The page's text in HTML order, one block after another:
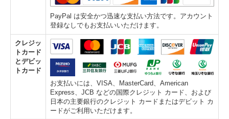
PayPal は安全かつ迅速な支払い方法です。アカウント
登録なしでもお支払いいただけます。
クレジッ
トカード
とデビッ
トカード
お支払いには、VISA、MasterCard、American
Express、JCB などの国際クレジット カード、および
日本の主要銀行のクレジット カードまたはデビット カ
ードがご利用いただけます。